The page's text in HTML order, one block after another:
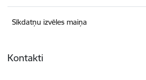
Sīkdatņu izvēles maiņa
Kontakti